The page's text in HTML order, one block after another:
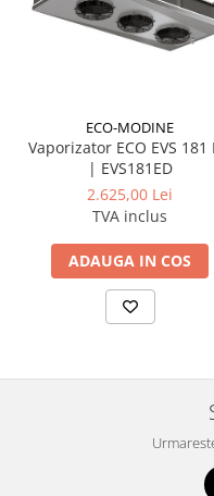
ECO-MODINE
Vaporizator ECO EVS 181
| EVS181ED
2.625,00 Lei
TVA inclus
ADAUGA IN COS